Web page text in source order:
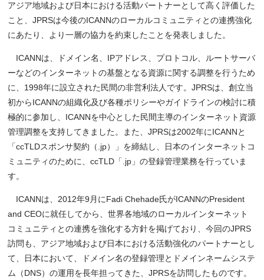
アジア地域および日本における活動パートナーとして高く評価した
こと、JPRSは今後のICANNのローカルコミュニティとの連携強化
にあたり、より一層の協力を約束したことを発表しました。
ICANNは、ドメイン名、IPアドレス、プロトコル、ルートサーバ
ーなどのインターネットの基盤となる資源に関する調整を行うため
に、1998年に設立された民間の非営利法人です。JPRSは、創立当
初からICANNの組織化及び各種ポリシーやガイドラインの検討に積
極的に参加し、ICANNを中心とした民間主導のインターネット資源
管理調整を支持してきました。また、JPRSは2002年にICANNと
「ccTLDスポンサ契約（.jp）」を締結し、日本のインターネットコ
ミュニティのために、ccTLD「.jp」の登録管理業務を行っていま
す。
ICANNは、2012年9月にFadi Chehade氏がICANNのPresident
and CEOに就任してから、世界各地域のローカルインターネット
コミュニティとの連携を強化する方針を掲げており、今回のJPRS
訪問も、アジア地域および日本における活動強化のパートナーとし
て、日本において、ドメイン名の登録管理とドメインネームシステ
ム（DNS）の運用を長年担ってきた、JPRSを訪問したものです。